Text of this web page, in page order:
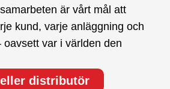
är vårt mål att
kund, varje anläggning och
oavsett var i världen den
distributör